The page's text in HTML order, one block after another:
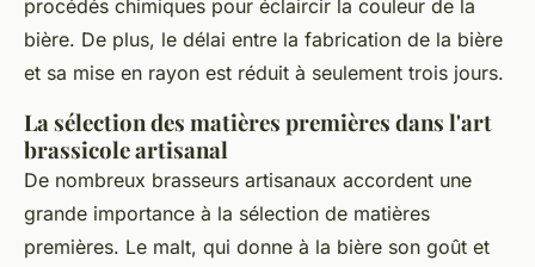
procédés chimiques pour éclaircir la couleur de la
bière. De plus, le délai entre la fabrication de la bière
et sa mise en rayon est réduit à seulement trois jours.
La sélection des matières premières dans l'art
brassicole artisanal
De nombreux brasseurs artisanaux accordent une
grande importance à la sélection de matières
premières. Le malt, qui donne à la bière son goût et